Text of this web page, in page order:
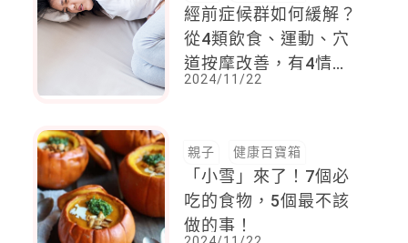
經前症候群如何緩解？
從4類飲食、運動、穴
道按摩改善，有4情形
快就醫
2024/11/22
親子 健康百寶箱
「小雪」來了！7個必
吃的食物，5個最不該
做的事！